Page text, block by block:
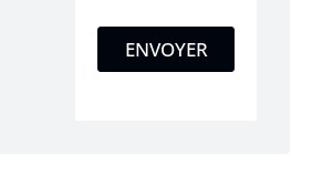
ENVOYER